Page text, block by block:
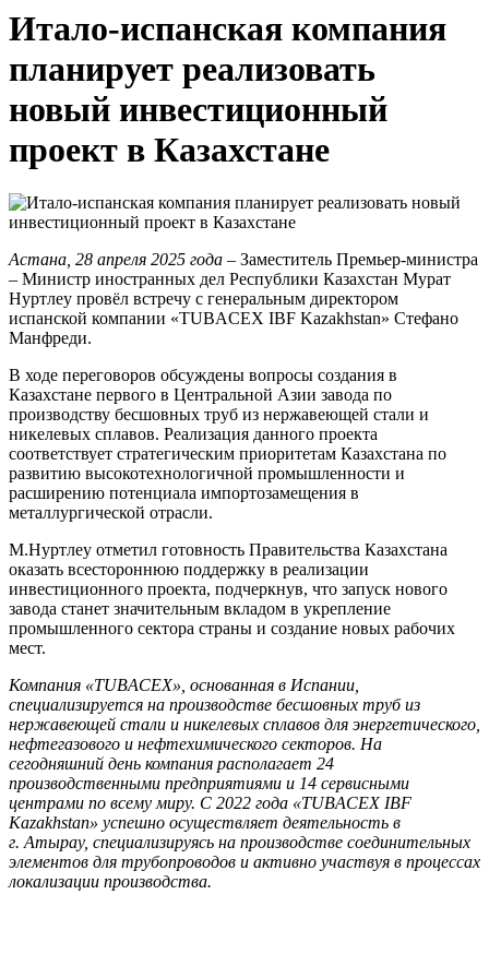
Итало-испанская компания
планирует реализовать
новый инвестиционный
проект в Казахстане
Астана, 28 апреля 2025 года – Заместитель Премьер-министра
– Министр иностранных дел Республики Казахстан Мурат
Нуртлеу провёл встречу с генеральным директором
испанской компании «TUBACEX IBF Kazakhstan» Стефано
Манфреди.
В ходе переговоров обсуждены вопросы создания в
Казахстане первого в Центральной Азии завода по
производству бесшовных труб из нержавеющей стали и
никелевых сплавов. Реализация данного проекта
соответствует стратегическим приоритетам Казахстана по
развитию высокотехнологичной промышленности и
расширению потенциала импортозамещения в
металлургической отрасли.
М.Нуртлеу отметил готовность Правительства Казахстана
оказать всестороннюю поддержку в реализации
инвестиционного проекта, подчеркнув, что запуск нового
завода станет значительным вкладом в укрепление
промышленного сектора страны и создание новых рабочих
мест.
Компания «TUBACEX», основанная в Испании,
специализируется на производстве бесшовных труб из
нержавеющей стали и никелевых сплавов для энергетического,
нефтегазового и нефтехимического секторов. На
сегодняшний день компания располагает 24
производственными предприятиями и 14 сервисными
центрами по всему миру. С 2022 года «TUBACEX IBF
Kazakhstan» успешно осуществляет деятельность в
г. Атырау, специализируясь на производстве соединительных
элементов для трубопроводов и активно участвуя в процессах
локализации производства.